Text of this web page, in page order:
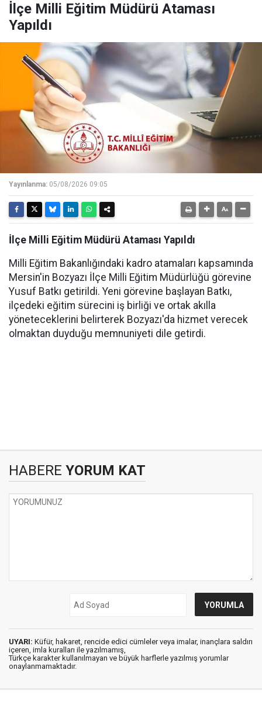
İlçe Milli Eğitim Müdürü Ataması
Yapıldı
Yayınlanma: 05/08/2026 09:05
İlçe Milli Eğitim Müdürü Ataması Yapıldı
Milli Eğitim Bakanlığındaki kadro atamaları kapsamında
Mersin'in Bozyazı İlçe Milli Eğitim Müdürlüğü görevine
Yusuf Batkı getirildi. Yeni görevine başlayan Batkı,
ilçedeki eğitim sürecini iş birliği ve ortak akılla
yöneteceklerini belirterek Bozyazı'da hizmet verecek
olmaktan duyduğu memnuniyeti dile getirdi.
HABERE YORUM KAT
UYARI: Küfür, hakaret, rencide edici cümleler veya imalar, inançlara saldırı
içeren, imla kuralları ile yazılmamış,
Türkçe karakter kullanılmayan ve büyük harflerle yazılmış yorumlar
onaylanmamaktadır.